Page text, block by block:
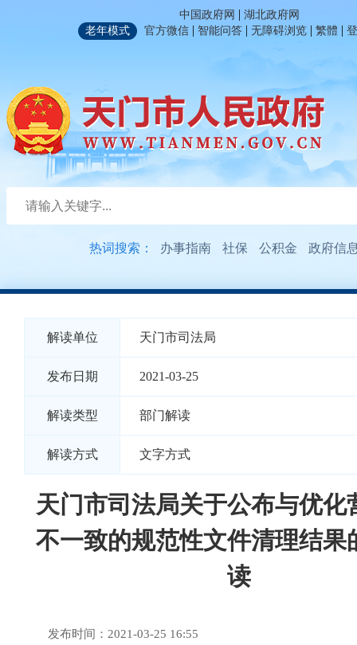
中国政府网 | 湖北政府网
老年模式
官方微信 | 智能问答 | 无障碍浏览 | 繁體 |
热词搜索： 办事指南 社保 公积金 政府信
解读单位 天门市司法局
发布日期 2021-03-25
解读类型 部门解读
解读方式 文字方式
天门市司法局关于公布与优化
不一致的规范性文件清理结果
读
发布时间：2021-03-25 16:55